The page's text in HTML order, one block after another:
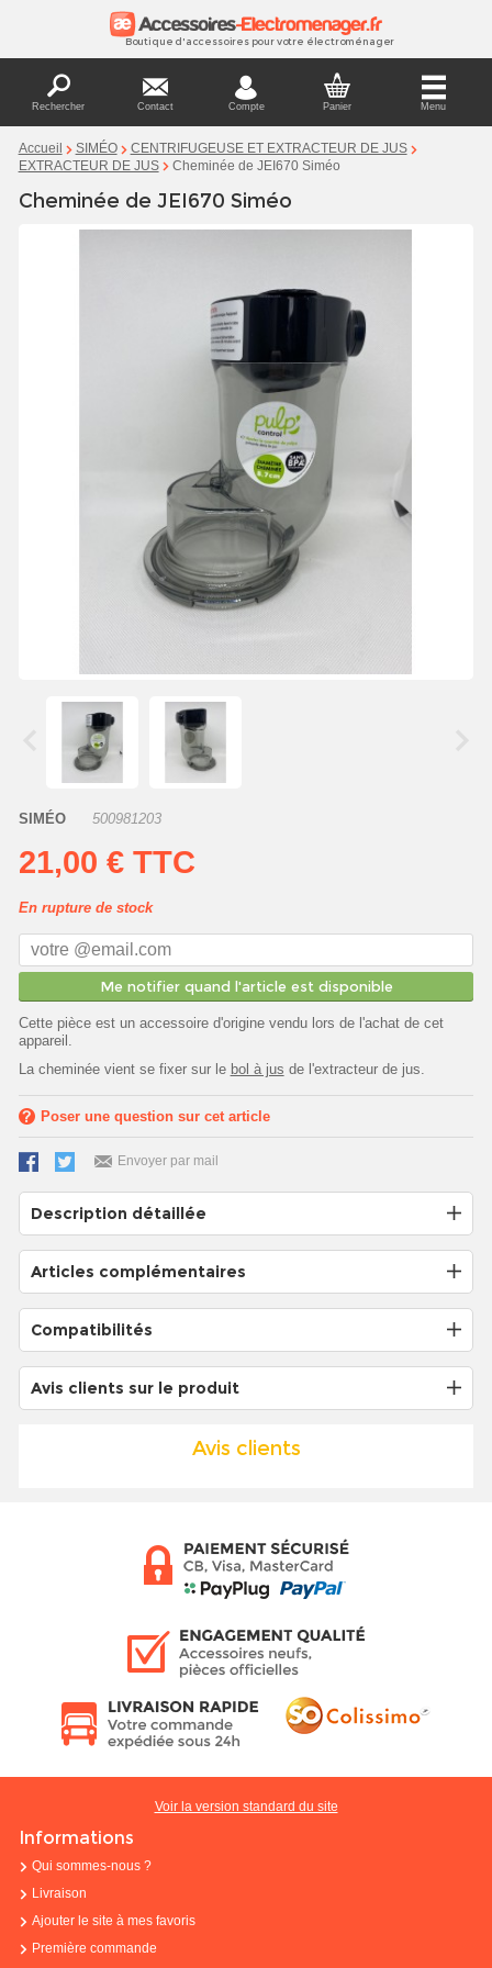
Boutique d'accessoires pour votre électroménager
Rechercher Contact Compte Panier Menu
Accueil SIMÉO
CENTRIFUGEUSE ET EXTRACTEUR DE JUS
EXTRACTEUR DE JUS
Cheminée de JEI670 Siméo
Cheminée de JEI670 Siméo
SIMÉO 500981203
21,00 € TTC
En rupture de stock
Me notifier quand l'article est disponible
Cette pièce est un accessoire d'origine vendu lors de l'achat de cet
appareil.
La cheminée vient se fixer sur le bol à jus de l'extracteur de jus.
Poser une question sur cet article
Envoyer par mail
Description détaillée
Articles complémentaires
Compatibilités
Avis clients sur le produit
Avis clients
Voir la version standard du site
Informations
Qui sommes-nous ?
Livraison
Ajouter le site à mes favoris
Première commande